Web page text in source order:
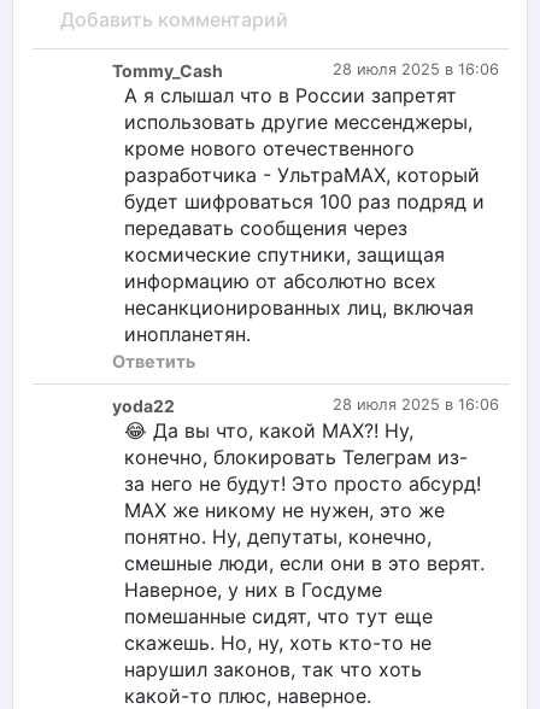
Добавить комментарий
28 июля 2025 в 16:06
Tommy_Cash
А я слышал что в России запретят
использовать другие мессенджеры,
кроме нового отечественного
разработчика - УльтраMAX, который
будет шифроваться 100 раз подряд и
передавать сообщения через
космические спутники, защищая
информацию от абсолютно всех
несанкционированных лиц, включая
инопланетян.
Ответить
28 июля 2025 в 16:06
yoda22
😂 Да вы что, какой MAX?! Ну,
конечно, блокировать Телеграм из-
за него не будут! Это просто абсурд!
MAX же никому не нужен, это же
понятно. Ну, депутаты, конечно,
смешные люди, если они в это верят.
Наверное, у них в Госдуме
помешанные сидят, что тут еще
скажешь. Но, ну, хоть кто-то не
нарушил законов, так что хоть
какой-то плюс, наверное.